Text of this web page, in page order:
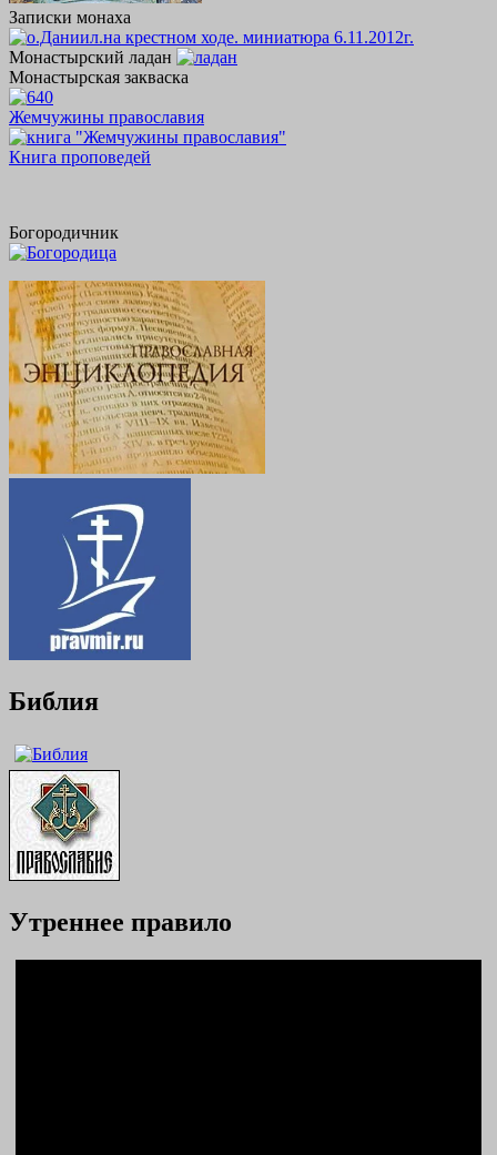
Записки монаха
Монастырский ладан
Монастырская закваска
Жемчужины православия
Книга проповедей
Богородичник
Библия
Утреннее правило